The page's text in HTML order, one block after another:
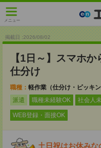
メニュー
掲載日 :2026/08/02
【1日～】スマホ
仕分け
職種： 軽作業（仕分け・ピッキ
派遣
職種未経験OK 社会人
WEB登録・面接OK
土日祝はお休み